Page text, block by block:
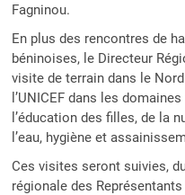
Fagninou.
En plus des rencontres de
béninoises, le Directeur
visite de terrain dans le
l’UNICEF dans les
l’éducation des filles, de la
l’eau, hygiène et
Ces visites seront suivies,
régionale des